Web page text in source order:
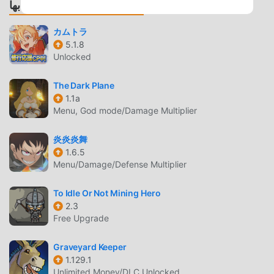
Pixel BladeM باعتبارها لعبة شائعة rpg ، ساعدته طريقة اللعب
الفريدة في كسب عدد كبير من المعجبين حول العالم. على عكس
الألعاب التقليدية rpg ، في Pixel BladeM ، ما عليك سوى متابعة
البرنامج التعليمي للمبتدئين ، بحيث يمكنك بسهولة بدء اللعبة بأكملها
والاستمتاع بالبهجة التي توفرها فئة الألعاب الكلاسيكية rpg الألعاب
Pixel BladeM 9.7.3. في الوقت نفسه ، قامت moddroid ببناء
منصة خاصة لعشاق الألعاب rpg ، مما يتيح لك التواصل والمشاركة
مع جميع عشاق الألعاب rpg من جميع أنحاء العالم ، ماذا تنتظر ،
انضم إلى moddroid و استمتع بلعبة rpg مع كل الشركاء العالميين
كما أن رسوماتها وخرائطها وشخصياتها عالية الجودة تجعل Pixel
BladeM جذبت الكثير من rpg معجبين ، وبالمقارنة مع فئة الألعاب
الألعاب والتطبيقات الموصى بها
カムトラ
5.1.8
Unlocked
The Dark Plane
1.1a
Menu, God mode/Damage Multiplier
炎炎炎舞
1.6.5
Menu/Damage/Defense Multiplier
To Idle Or Not Mining Hero
2.3
Free Upgrade
Graveyard Keeper
1.129.1
Unlimited Money/DLC Unlocked